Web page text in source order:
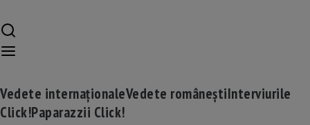
Vedete internaționaleVedete româneștiInterviurile
Click!Paparazzii Click!